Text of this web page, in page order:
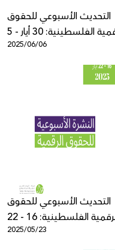
التحديث الأسبوعي للحقوق
الرقمية الفلسطينية: 30 أيار - 5
حزيران
2025/06/06
التحديث الأسبوعي للحقوق
الرقمية الفلسطينية: 16 - 22
أيار
2025/05/23